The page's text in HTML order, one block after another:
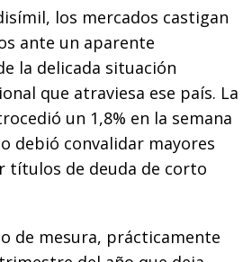
los mercados castigan
ante un aparente
la delicada situación
que atraviesa ese país. La
un 1,8% en la semana
debió convalidar mayores
títulos de deuda de corto
de mesura, prácticamente